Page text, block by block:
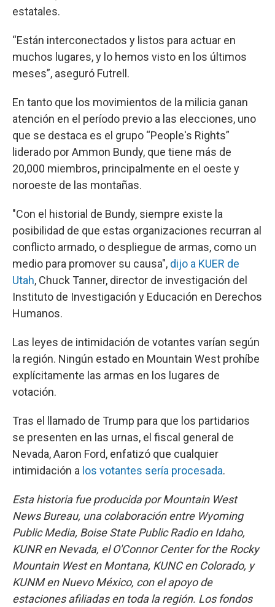
estatales.
“Están interconectados y listos para actuar en
muchos lugares, y lo hemos visto en los últimos
meses”, aseguró Futrell.
En tanto que los movimientos de la milicia ganan
atención en el período previo a las elecciones, uno
que se destaca es el grupo “People's Rights”
liderado por Ammon Bundy, que tiene más de
20,000 miembros, principalmente en el oeste y
noroeste de las montañas.
"Con el historial de Bundy, siempre existe la
posibilidad de que estas organizaciones recurran al
conflicto armado, o despliegue de armas, como un
medio para promover su causa", dijo a KUER de
Utah, Chuck Tanner, director de investigación del
Instituto de Investigación y Educación en Derechos
Humanos.
Las leyes de intimidación de votantes varían según
la región. Ningún estado en Mountain West prohíbe
explícitamente las armas en los lugares de
votación.
Tras el llamado de Trump para que los partidarios
se presenten en las urnas, el fiscal general de
Nevada, Aaron Ford, enfatizó que cualquier
intimidación a los votantes sería procesada.
Esta historia fue producida por Mountain West
News Bureau, una colaboración entre Wyoming
Public Media, Boise State Public Radio en Idaho,
KUNR en Nevada, el O'Connor Center for the Rocky
Mountain West en Montana, KUNC en Colorado, y
KUNM en Nuevo México, con el apoyo de
estaciones afiliadas en toda la región. Los fondos